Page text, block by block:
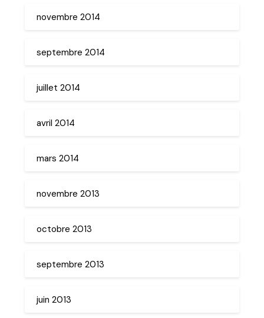
novembre 2014
septembre 2014
juillet 2014
avril 2014
mars 2014
novembre 2013
octobre 2013
septembre 2013
juin 2013